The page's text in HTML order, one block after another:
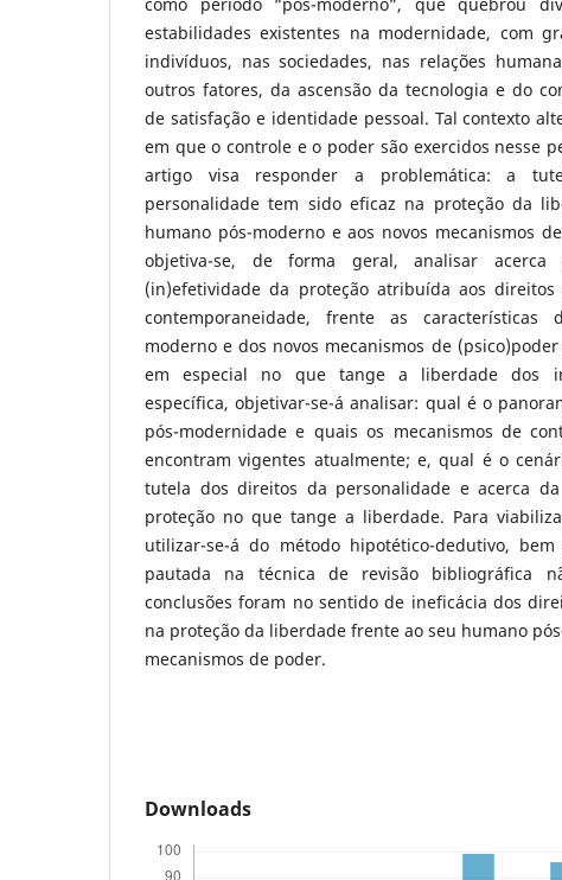
estabilidades existentes na modernidade, com
indivíduos, nas sociedades, nas relações
outros fatores, da ascensão da tecnologia e do
de satisfação e identidade pessoal. Tal contexto
em que o controle e o poder são exercidos nesse
artigo visa responder a problemática: a
personalidade tem sido eficaz na proteção da
humano pós-moderno e aos novos mecanismos
objetiva-se, de forma geral, analisar acerca
(in)efetividade da proteção atribuída aos
contemporaneidade, frente as características
moderno e dos novos mecanismos de
em especial no que tange a liberdade dos
específica, objetivar-se-á analisar: qual é o
pós-modernidade e quais os mecanismos de
encontram vigentes atualmente; e, qual é o
tutela dos direitos da personalidade e acerca
proteção no que tange a liberdade. Para
utilizar-se-á do método hipotético-dedutivo,
pautada na técnica de revisão bibliográfica
conclusões foram no sentido de ineficácia dos
na proteção da liberdade frente ao seu humano
mecanismos de poder.
Downloads